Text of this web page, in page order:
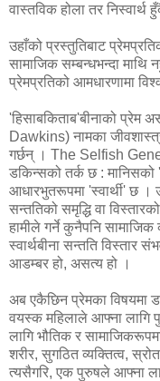
वास्तविक होला तर निस्वार्थ
उहाँको प्रस्तुतिबाट
सामाजिक सम्बन्धभन्दा
प्रेमप्रतिको आमधारणामा
'हिसाबकिताब'बीनाको प्रेम
Dawkins) नामका
गर्छन् । The Selfish
डकिन्सको तर्क छ : मानिसको
आधारभुतरूपमा 'स्वार्थी' छ ।
सन्ततिको समृद्धि वा
हामीले गर्ने कुनैपनि
स्वार्थबीना सन्तति विस्तार
आडम्बर हो, असत्य हो ।
अब एकैछिन प्रेमका विषयमा
वयस्क महिलाले आफ्ना लागि
लागि भौतिक र
शरीर, सुगठित व्यक्तित्व,
त्यसैगरि, एक पुरुषले आफ्ना